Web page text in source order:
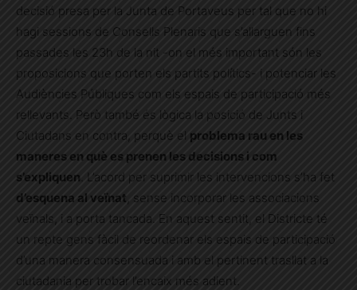
decisió presa per la Junta de Portaveus per tal que no hi
hagi sessions de Consells Plenaris que s’allarguen fins
passades les 23h de la nit -on el més important són les
proposicions que porten els partits polítics- i potenciar les
Audiències Públiques com els espais de participació més
rellevants. Però també és lògica la posició de Junts i
Ciutadans en contra, perquè el problema rau en les
maneres en què es prenen les decisions i com
s’expliquen. L’acord per suprimir les intervencions s’ha fet
d’esquena al veïnat , sense incorporar les associacions
veïnals, i a porta tancada. En aquest sentit, el Districte té
un repte gens fàcil de reordenar els espais de participació
d’una manera consensuada i amb el pertinent trasllat a la
ciutadania per trobar l’encaix més adient.